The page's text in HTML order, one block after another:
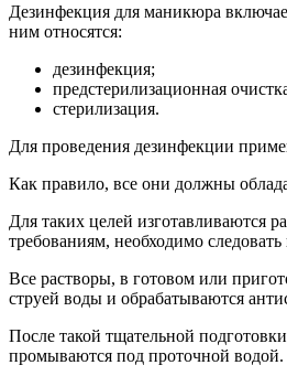
Дезинфекция для маникюра
ним относятся:
дезинфекция;
предстерилизационная
стерилизация.
Для проведения дезинфекции
Как правило, все они должны
Для таких целей изготавливаются
требованиям, необходимо
Все растворы, в готовом или
струей воды и обрабатываются
После такой тщательной
промываются под проточной водой.